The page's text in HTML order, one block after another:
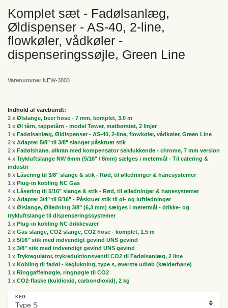
Komplet sæt - Fadølsanlæg,
Øldispenser - AS-40, 2-line,
flowkøler, vådkøler -
dispenseringssøjle, Green Line
Varenummer NEW-3803
Indhold af varebundt:
2 x Ølslange, beer hose - 7 mm, komplet, 3.0 m
1 x Øl tårn, tappetårn - model Tower, matbørstet, 2 linjer
1 x Fadølsanlæg, Øldispenser - AS-40, 2-line, flowkøler, vådkøler, Green Line
2 x Adapter 5/8" til 3/8" slanger påskruet stik
2 x Fadølshane, ølkran med kompensator selvlukkende - chrome, 7 mm version
4 x Trykluftslange NW 6mm (5/16" / 8mm) sælges i metermål - Til catering &
industri
8 x Låsering til 3/8" slange & stik - Rød, til ølledninger & hanesystemer
1 x Plug-in kobling NC Gas
4 x Låsering til 5/16" slange & stik - Rød, til ølledninger & hanesystemer
2 x Adapter 3/4" til 5/16" - Påskruet stik til øl- og luftledninger
4 x Ølslange, Ølledning 3/8" (6,3 mm) sælges i metermål - drikke- og
trykluftslange til dispenseringssystemer
1 x Plug-in kobling NC drikkevarer
2 x Gas slange, CO2 slange, CO2 hose - komplet, 1.5 m
1 x 5/16" stik med indvendigt gevind UNS gevind
1 x 3/8" stik med indvendigt gevind UNS gevind
1 x Trykregulator, trykreduktionsventil CO2 til Fadølsanlæg, 2 line
1 x Kobling til fadøl - keglukning, type s, øverste udløb (kælderhane)
1 x Ringgaffelnøgle, ringnøgle til CO2
1 x CO2-flaske (kuldioxid, carbondioxid), 2 kg
KEG